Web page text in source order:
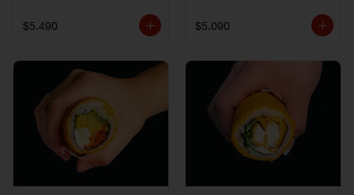
$5.490 $5.090